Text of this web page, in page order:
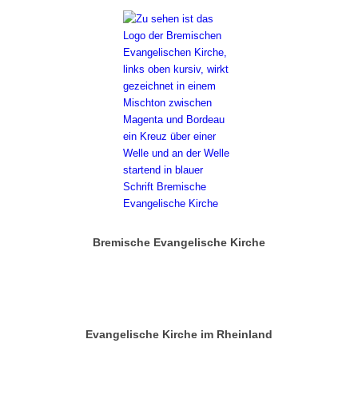
Bremische Evangelische Kirche
Evangelische Kirche im Rheinland